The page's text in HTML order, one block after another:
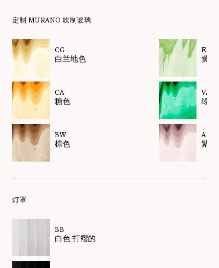
定制 MURANO 吹制玻璃
CG
白兰地色
CA
糖色
BW
棕色
EL
黄绿
VA
绿色
AM
紫水
灯罩
BB
白色 打褶的